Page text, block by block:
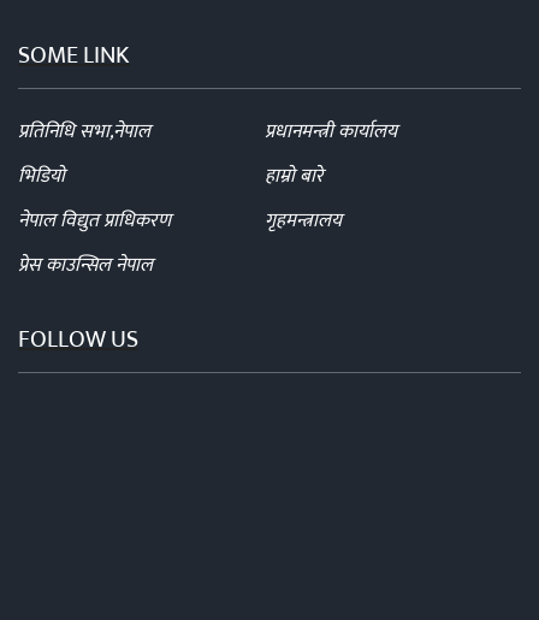
SOME LINK
प्रतिनिधि सभा,नेपाल
प्रधानमन्त्री कार्यालय
भिडियो
हाम्रो बारे
नेपाल विद्युत प्राधिकरण
गृहमन्त्रालय
प्रेस काउन्सिल नेपाल
FOLLOW US